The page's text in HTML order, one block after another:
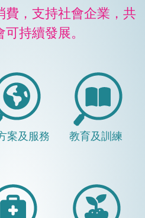
費，支持社會企業，共
持續發展。
案及服務 教育及訓練